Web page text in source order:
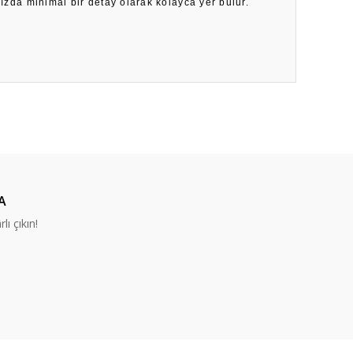
minimal bir detay olarak kolayca yer bulur.
çıkın!